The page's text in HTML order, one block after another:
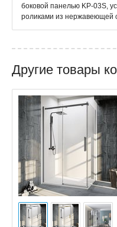
боковой панелью KP-03S,
роликами из нержавеющей
Другие товары